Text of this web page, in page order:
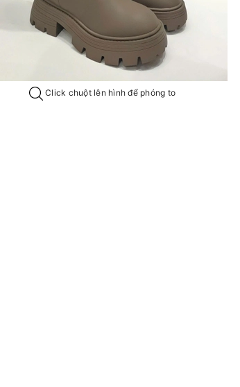
Click chuột lên hình để phóng to